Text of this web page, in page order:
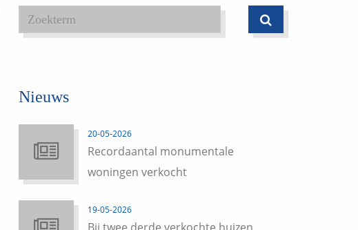
Nieuws
20-05-2026
Recordaantal monumentale
woningen verkocht
19-05-2026